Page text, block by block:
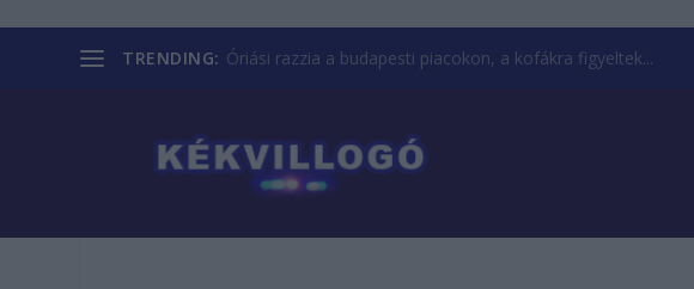
TRENDING: Óriási razzia a budapesti piacokon, a kofákra figyeltek...